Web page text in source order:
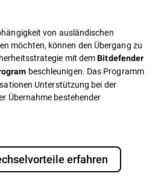
von ausländischen
möchten, können den Übergang zu
mit demBitdefender
beschleunigen. Das Programm
Unterstützung bei der
Übernahme bestehender
erfahren